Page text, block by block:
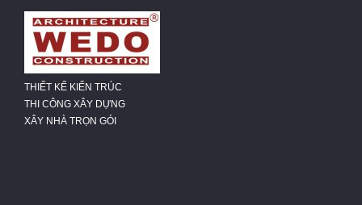
THIẾT KẾ KIẾN TRÚC
THI CÔNG XÂY DỰNG
XÂY NHÀ TRỌN GÓI